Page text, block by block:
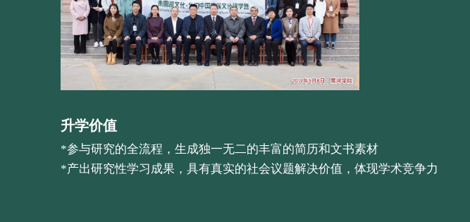
升学价值
*参与研究的全流程，生成独一无二的丰富的简历和文书素材
*产出研究性学习成果，具有真实的社会议题解决价值，体现学术竞争力